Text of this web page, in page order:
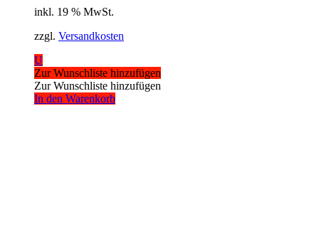
inkl. 19 % MwSt.
zzgl. Versandkosten
U
Zur Wunschliste hinzufügen
Zur Wunschliste hinzufügen
In den Warenkorb